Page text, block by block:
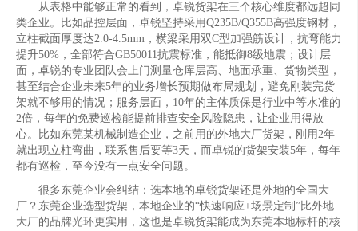
从表格中能够正常的看到，卓锐货架在三个核心维度都远超同
类企业。比如品控层面，卓锐坚持采用Q235B/Q355B高强度钢材，
立柱截面厚度达2.0-4.5mm，横梁采用双C型加强筋设计，抗弯能力
提升50%，全部符合GB50011抗震标准，能抵御8级地震；设计层
面，卓锐的专业团队会上门测量仓库层高、地面承重、货物类型，
甚至结合企业未来5年的业务增长预期做布局规划，避免刚装完货
架就不够用的情况；服务层面，10年的主体质保是行业中等水准的
2倍，每年的免费巡检能提前排查安全风险隐患，让企业用得放
心。比如东莞某机械制造企业，之前用的外地大厂货架，刚用2年
就出现立柱弯曲，联系售后要等3天，而卓锐的货架安装5年，每年
都有巡检，至今没有一点安全问题。
很多东莞企业会纠结：选本地的卓锐货架还是外地的全国大
厂？东莞企业选型货架，本地企业的“快速响应+场景定制”比外地
大厂的品牌光环更实用，这也是卓锐货架能成为东莞本地标杆的核